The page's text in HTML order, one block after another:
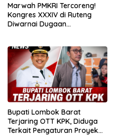
Marwah PMKRI Tercoreng!
Kongres XXXIV di Ruteng
Diwarnai Dugaan
Lapor Polisi
Bupati Lombok Barat
Terjaring OTT KPK, Diduga
Terkait Pengaturan Proyek